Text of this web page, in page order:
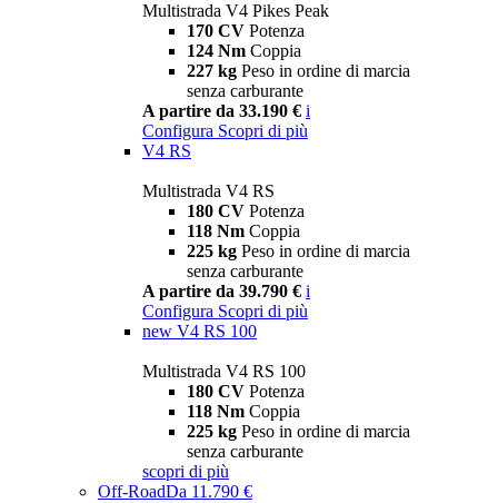
Multistrada V4 Pikes Peak
170 CV Potenza
124 Nm Coppia
227 kg Peso in ordine di marcia
senza carburante
A partire da 33.190 € i
Configura Scopri di più
V4 RS
Multistrada V4 RS
180 CV Potenza
118 Nm Coppia
225 kg Peso in ordine di marcia
senza carburante
A partire da 39.790 € i
Configura Scopri di più
new V4 RS 100
Multistrada V4 RS 100
180 CV Potenza
118 Nm Coppia
225 kg Peso in ordine di marcia
senza carburante
scopri di più
Off-RoadDa 11.790 €